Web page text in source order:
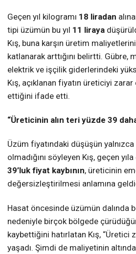
Geçen yıl kilogramı 18 liradan
tipi üzümün bu yıl 11 liraya
Kış, buna karşın üretim
katlanarak arttığını belirtti. Gübre,
elektrik ve işçilik giderlerindeki
Kış, açıklanan fiyatın üreticiyi
ettiğini ifade etti.
“Üreticinin alın teri yüzde 39
Üzüm fiyatındaki düşüşün
olmadığını söyleyen Kış, geçen
39’luk fiyat kaybının, üreticinin
değersizleştirilmesi anlamına
Hasat öncesinde üzümün dalında
nedeniyle birçok bölgede
kaybettiğini hatırlatan Kış, “Üretici
yaşadı. Şimdi de maliyetinin